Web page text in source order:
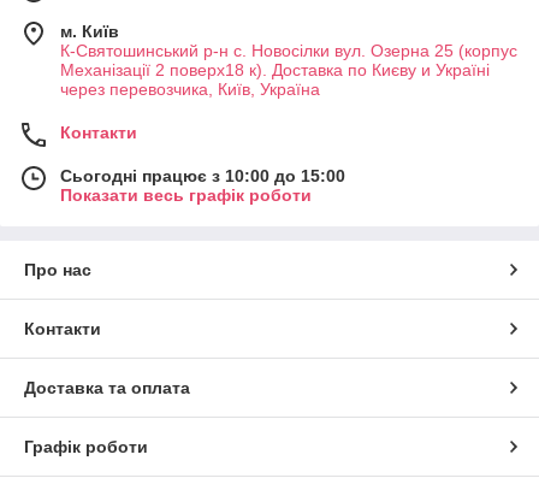
м. Київ
К-Святошинський р-н с. Новосілки вул. Озерна 25 (корпус
Механізації 2 поверх18 к). Доставка по Києву и Україні
через перевозчика, Київ, Україна
Контакти
Сьогодні працює з 10:00 до 15:00
Показати весь графік роботи
Про нас
Контакти
Доставка та оплата
Графік роботи